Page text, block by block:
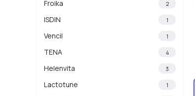
Froika 2
ISDIN 1
Vencil 1
TENA 4
Helenvita 3
Lactotune 1